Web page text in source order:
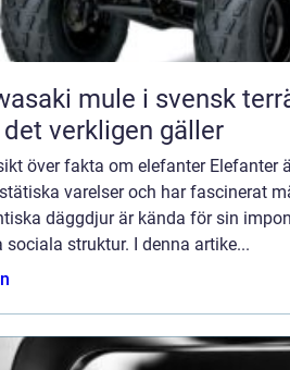
mule i svensk
verkligen gäller
över fakta om elefanter Elefanter
varelser och har fascinerat
däggdjur är kända för sin
sociala struktur. I denna artike...